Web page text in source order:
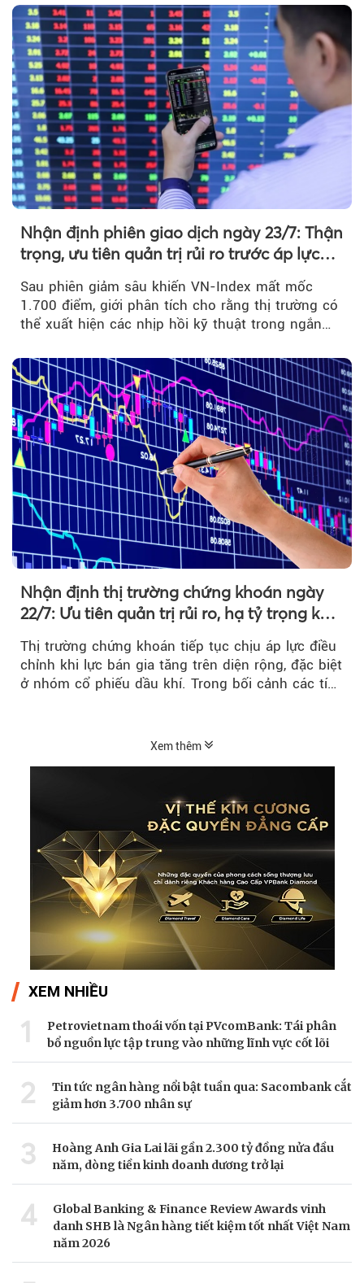
Nhận định phiên giao dịch ngày 23/7: Thận
trọng, ưu tiên quản trị rủi ro trước áp lực
Sau phiên giảm sâu khiến VN-Index mất mốc
1.700 điểm, giới phân tích cho rằng thị trường có
thể xuất hiện các nhịp hồi kỹ thuật trong ngắn
Nhận định thị trường chứng khoán ngày
22/7: Ưu tiên quản trị rủi ro, hạ tỷ trọng khi
Thị trường chứng khoán tiếp tục chịu áp lực điều
chỉnh khi lực bán gia tăng trên diện rộng, đặc biệt
ở nhóm cổ phiếu dầu khí. Trong bối cảnh các tín
Xem thêm
XEM NHIỀU
1
Petrovietnam thoái vốn tại PVcomBank: Tái phân
bổ nguồn lực tập trung vào những lĩnh vực cốt lõi
2
Tin tức ngân hàng nổi bật tuần qua: Sacombank cắt
giảm hơn 3.700 nhân sự
3
Hoàng Anh Gia Lai lãi gần 2.300 tỷ đồng nửa đầu
năm, dòng tiền kinh doanh dương trở lại
4
Global Banking & Finance Review Awards vinh
danh SHB là Ngân hàng tiết kiệm tốt nhất Việt Nam
năm 2026